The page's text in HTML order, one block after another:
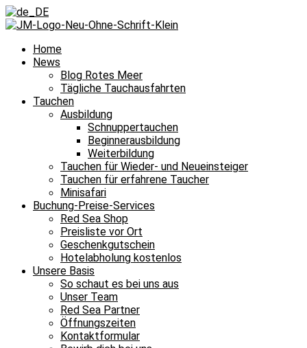
Home
News
Blog Rotes Meer
Tägliche Tauchausfahrten
Tauchen
Ausbildung
Schnuppertauchen
Beginnerausbildung
Weiterbildung
Tauchen für Wieder- und Neueinsteiger
Tauchen für erfahrene Taucher
Minisafari
Buchung-Preise-Services
Red Sea Shop
Preisliste vor Ort
Geschenkgutschein
Hotelabholung kostenlos
Unsere Basis
So schaut es bei uns aus
Unser Team
Red Sea Partner
Öffnungszeiten
Kontaktformular